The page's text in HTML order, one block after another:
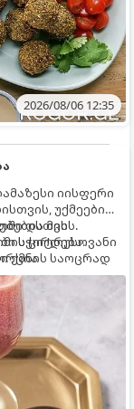
2026/08/06 12:35
იისფერი
უქმეების
ციტრუსოვანი
ქმნის საოცრად
და მის
სჭირდება.